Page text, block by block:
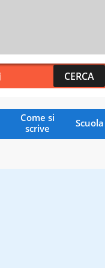
Come si
scrive
Scuola